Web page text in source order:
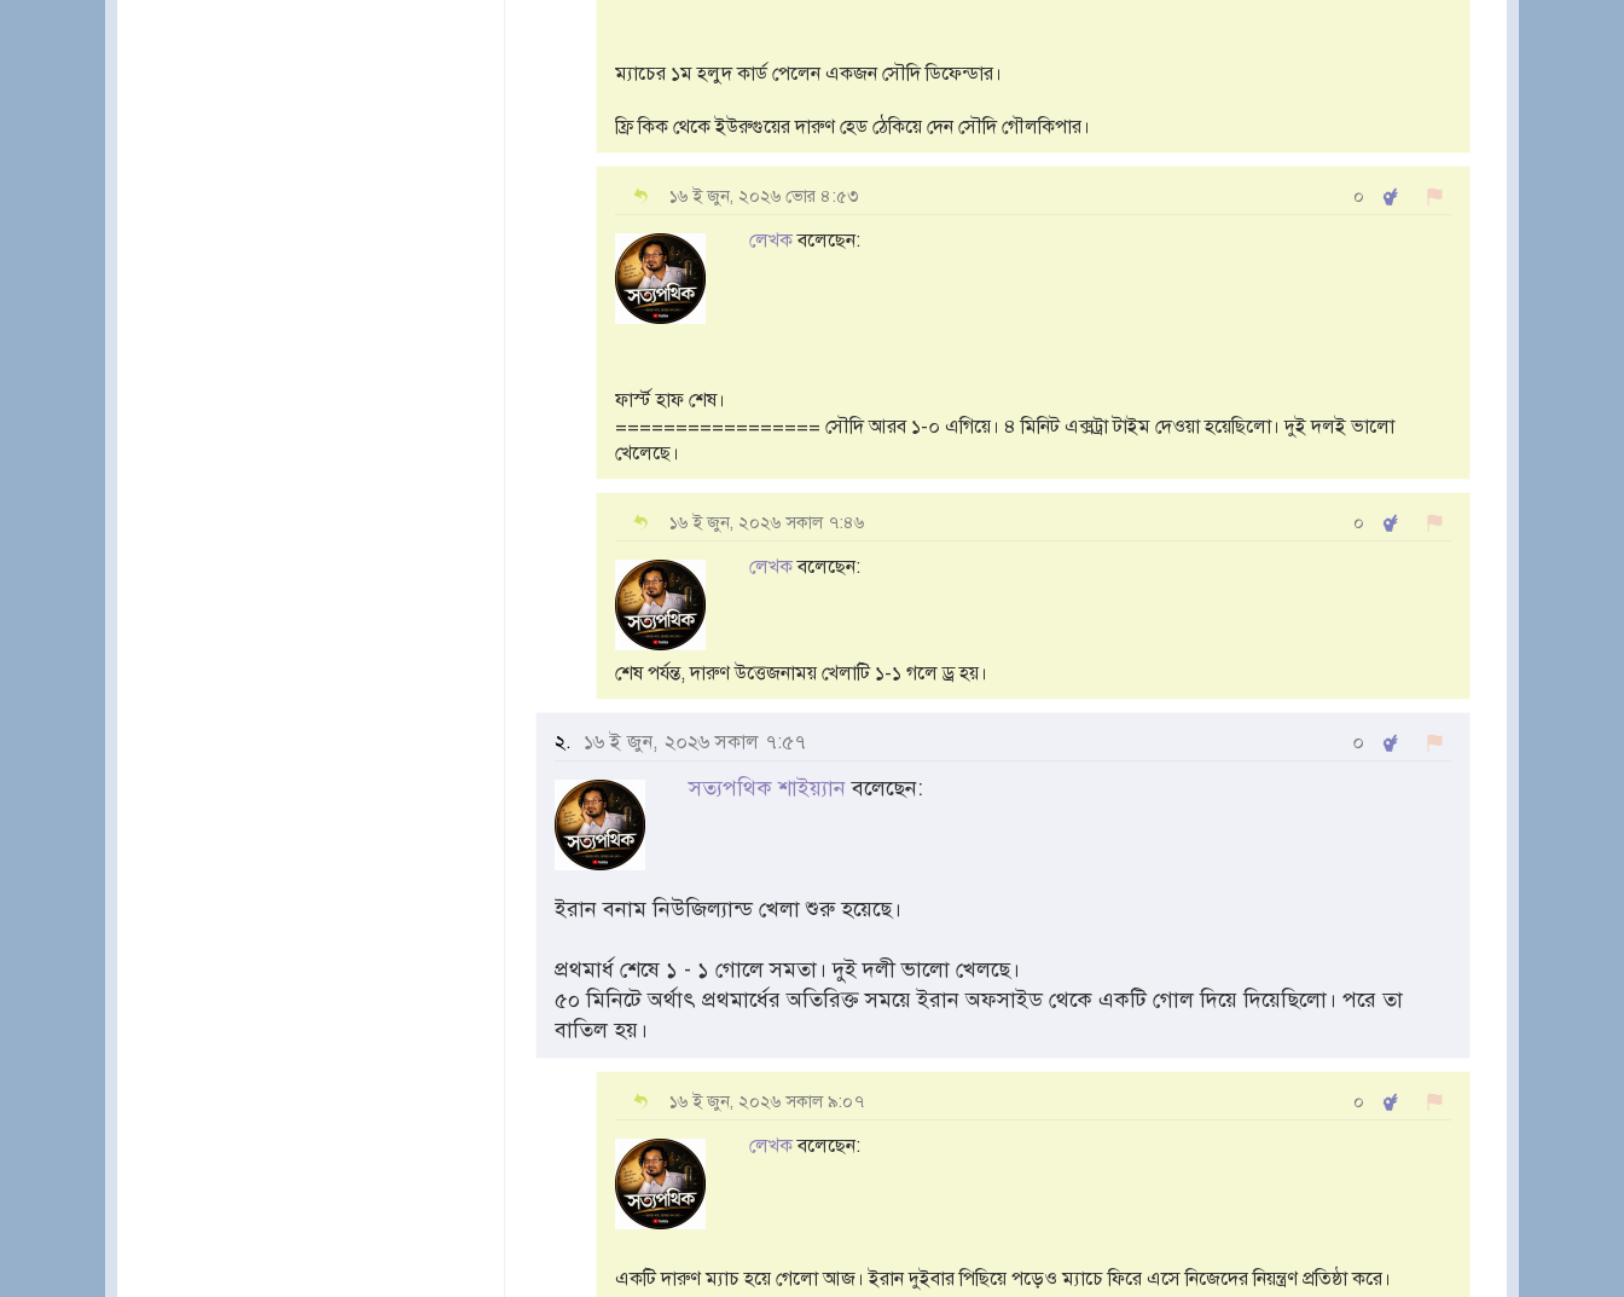
ম্যাচের ১ম হলুদ কার্ড পেলেন একজন সৌদি ডিফেন্ডার।
ফ্রি কিক থেকে ইউরুগুয়ের দারুণ হেড ঠেকিয়ে দেন সৌদি গৌলকিপার।
১৬ ই জুন, ২০২৬ ভোর ৪:৫৩ ০
লেখকবলেছেন:
ফার্স্ট হাফ শেষ।
================= সৌদি আরব ১-০ এগিয়ে। ৪ মিনিট এক্সট্রা টাইম দেওয়া হয়েছিলো। দুই দলই ভালো
খেলেছে।
১৬ ই জুন, ২০২৬ সকাল ৭:৪৬ ০
লেখকবলেছেন:
শেষ পর্যন্ত, দারুণ উত্তেজনাময় খেলাটি ১-১ গলে ড্র হয়।
২. ১৬ ই জুন, ২০২৬ সকাল ৭:৫৭ ০
সত্যপথিক শাইয়্যানবলেছেন:
ইরান বনাম নিউজিল্যান্ড খেলা শুরু হয়েছে।
প্রথমার্ধ শেষে ১ - ১ গোলে সমতা। দুই দলী ভালো খেলছে।
৫০ মিনিটে অর্থাৎ প্রথমার্ধের অতিরিক্ত সময়ে ইরান অফসাইড থেকে একটি গোল দিয়ে দিয়েছিলো। পরে তা
বাতিল হয়।
১৬ ই জুন, ২০২৬ সকাল ৯:০৭ ০
লেখকবলেছেন:
একটি দারুণ ম্যাচ হয়ে গেলো আজ। ইরান দুইবার পিছিয়ে পড়েও ম্যাচে ফিরে এসে নিজেদের নিয়ন্ত্রণ প্রতিষ্ঠা করে।